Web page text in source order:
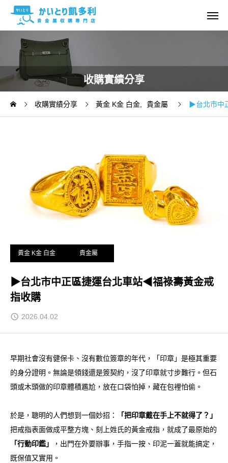
收購實績分享
收購實績分享 黃金 K金 白金 貴金屬 ▶台北市中
黃金 K金 白金 貴金屬
▶台北市中正區捷運台北車站◀福祿壽黃金戒
指收購
2026.04.02
早期社會沒有健保卡、沒有數位簽章的年代，「印章」是極其重要
的身分證明。無論是領錢還是簽契約，沒了印章就寸步難行。但石
頭或木頭做的印章體積尷尬，放在口袋怕掉，藏在包裡怕偷。
於是，聰明的人們想到一個妙招：
「把印章戴在手上不就得了？」
把戒指表面做成平整方塊、刻上姓氏的黃金戒指，就成了最原始的
「行動印鑑」
，出門在外要辦事，手指一按、印泥一蓋就能搞定，
既保值又實用。